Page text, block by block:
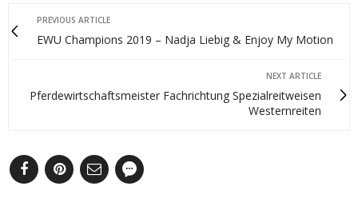
PREVIOUS ARTICLE
EWU Champions 2019 – Nadja Liebig & Enjoy My Motion
NEXT ARTICLE
Pferdewirtschaftsmeister Fachrichtung Spezialreitweisen
Westernreiten